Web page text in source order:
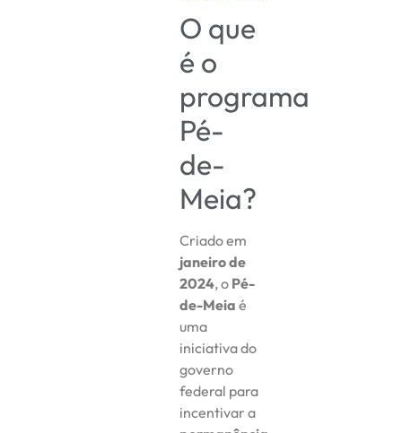
O que
é o
programa
Pé-
de-
Meia?
Criado em
janeiro de
2024, o Pé-
de-Meia é
uma
iniciativa do
governo
federal para
incentivar a